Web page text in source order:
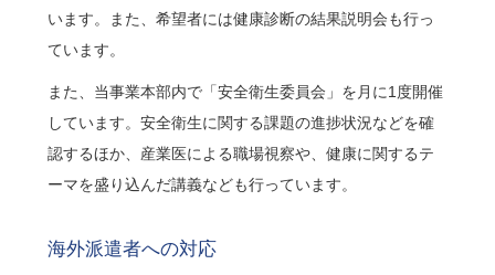
います。また、希望者には健康診断の結果説明会も行っ
ています。
また、当事業本部内で「安全衛生委員会」を月に1度開催
しています。安全衛生に関する課題の進捗状況などを確
認するほか、産業医による職場視察や、健康に関するテ
ーマを盛り込んだ講義なども行っています。
海外派遣者への対応